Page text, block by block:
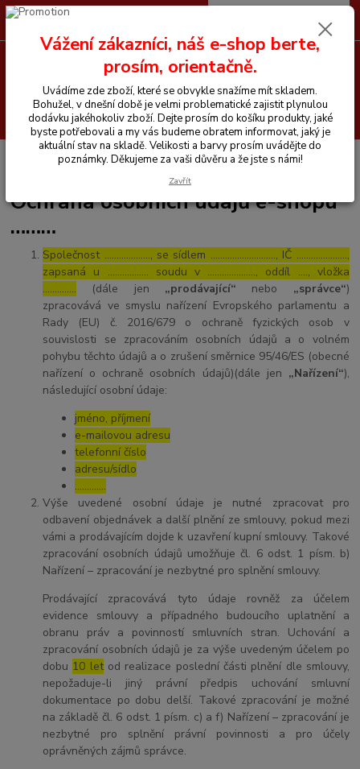
Hledat
+420 605 255 500 0 Kč
Ochrana osobních údajů e-shopu ………
Ochrana osobních údajů e-shopu
………
Společnost ………………., se sídlem ………………………, IČ …………………,
zapsaná u …………….. soudu v ……………….., oddíl …., vložka
………….. (dále jen „prodávající“ nebo „správce“)
zpracovává ve smyslu nařízení Evropského parlamentu a
Rady (EU) č. 2016/679 o ochraně fyzických osob v
souvislosti se zpracováním osobních údajů a o volném
pohybu těchto údajů a o zrušení směrnice 95/46/ES (obecné
nařízení o ochraně osobních údajů)(dále jen „Nařízení“),
následující osobní údaje:
jméno, příjmení
e-mailovou adresu
telefonní číslo
adresu/sídlo
………....
Výše uvedené osobní údaje je nutné zpracovat pro
odbavení objednávek a další plnění ze smlouvy, pokud mezi
vámi a prodávajícím dojde k uzavření kupní smlouvy. Takové
zpracování osobních údajů umožňuje čl. 6 odst. 1 písm. b)
Nařízení – zpracování je nezbytné pro splnění smlouvy.
Prodávající zpracovává tyto údaje rovněž za účelem
evidence smlouvy a případného budoucího uplatnění a
obranu práv a povinností smluvních stran. Uchování a
zpracování osobních údajů je za výše uvedeným účelem po
dobu 10 letod realizace poslední části plnění dle smlouvy,
nepožaduje-li jiný právní předpis uchování smluvní
dokumentace po dobu delší. Takové zpracování je možné
na základě čl. 6 odst. 1 písm. c) a f) Nařízení – zpracování je
nezbytné pro splnění právní povinnosti a pro účely
oprávněných zájmů správce.
Vážení zákazníci, náš e-shop berte,
prosím, orientačně.
Uvádíme zde zboží, které se obvykle snažíme mít skladem.
Bohužel, v dnešní době je velmi problematické zajistit plynulou
dodávku jakéhokoliv zboží. Dejte prosím do košíku produkty, jaké
byste potřebovali a my vás budeme obratem informovat, jaký je
aktuální stav na skladě. Velikosti a barvy prosím uvádějte do
poznámky. Děkujeme za vaši důvěru a že jste s námi!
Zavřít